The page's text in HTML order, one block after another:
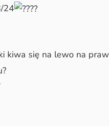
24
kiwa się na lewo na